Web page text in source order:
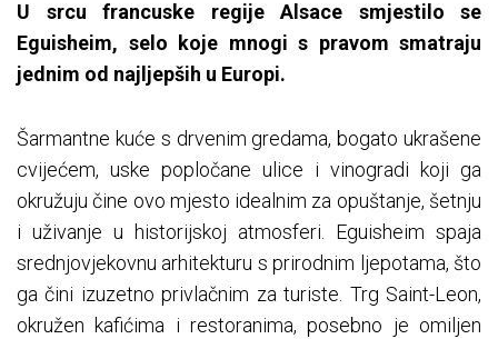
U srcu francuske regije Alsace smjestilo se
Eguisheim, selo koje mnogi s pravom smatraju
jednim od najljepših u Europi.
Šarmantne kuće s drvenim gredama, bogato ukrašene
cvijećem, uske popločane ulice i vinogradi koji ga
okružuju čine ovo mjesto idealnim za opuštanje, šetnju
i uživanje u historijskoj atmosferi. Eguisheim spaja
srednjovjekovnu arhitekturu s prirodnim ljepotama, što
ga čini izuzetno privlačnim za turiste. Trg Saint-Leon,
okružen kafićima i restoranima, posebno je omiljen